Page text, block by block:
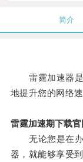
简介
雷霆加速器是
地提升您的网络
雷霆加速期下载官
无论您是在办
器，就能够享受